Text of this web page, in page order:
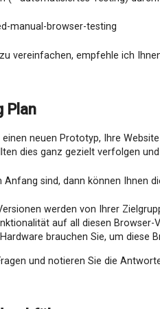
vereinfachen, empfehle ich
Plan
neuen Prototyp, Ihre
dies ganz gezielt verfolgen
sind, dann können Ihnen
werden von Ihrer
auf all diesen Browser-
brauchen Sie, um diese
und notieren Sie die